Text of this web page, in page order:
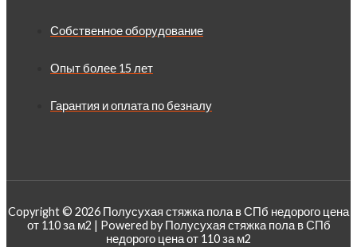
Собственное оборудование
Опыт более 15 лет
Гарантия и оплата по безналу
Copyright © 2026 Полусухая стяжка пола в СПб недорого цена
от 110 за м2 | Powered by Полусухая стяжка пола в СПб
недорого цена от 110 за м2